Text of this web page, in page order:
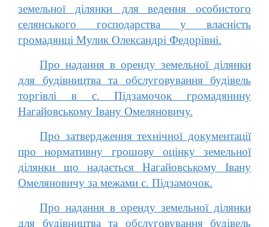
земельної ділянки для ведення особистого
селянського господарства у власність
громадянці Мулик Олександрі Федорівні.
Про надання в оренду земельної ділянки
для будівництва та обслуговування будівель
торгівлі в с. Підзамочок громадянину
Нагайовському Івану Омеляновичу.
Про затвердження технічної документації
про нормативну грошову оцінку земельної
ділянки що надається Нагайовському Івану
Омеляновичу за межами с. Підзамочок.
Про надання в оренду земельної ділянки
для будівництва та обслуговування будівель